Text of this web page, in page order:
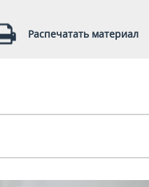
Распечатать материал